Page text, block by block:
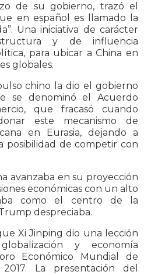
de su gobierno, trazó el
en español es llamado la
Una iniciativa de carácter
y de influencia
para ubicar a China en
globales.
chino la dio el gobierno
se denominó el Acuerdo
que fracasó cuando
este mecanismo de
en Eurasia, dejando a
posibilidad de competir con
avanzaba en su proyección
económicas con un alto
como el centro de la
despreciaba.
Xi Jinping dio una lección
y economía
Económico Mundial de
La presentación del